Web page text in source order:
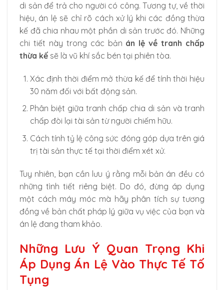
di sản để trả cho người có công. Tương tự, về thời
hiệu, án lệ sẽ chỉ rõ cách xử lý khi các đồng thừa
kế đã chia nhau một phần di sản trước đó. Những
chi tiết này trong các bản án lệ về tranh chấp
thừa kế sẽ là vũ khí sắc bén tại phiên tòa.
Xác định thời điểm mở thừa kế để tính thời hiệu
30 năm đối với bất động sản.
Phân biệt giữa tranh chấp chia di sản và tranh
chấp đòi lại tài sản từ người chiếm hữu.
Cách tính tỷ lệ công sức đóng góp dựa trên giá
trị tài sản thực tế tại thời điểm xét xử.
Tuy nhiên, bạn cần lưu ý rằng mỗi bản án đều có
những tình tiết riêng biệt. Do đó, đừng áp dụng
một cách máy móc mà hãy phân tích sự tương
đồng về bản chất pháp lý giữa vụ việc của bạn và
án lệ đang tham khảo.
Những Lưu Ý Quan Trọng Khi
Áp Dụng Án Lệ Vào Thực Tế Tố
Tụng